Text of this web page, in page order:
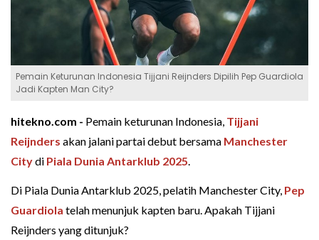
Pemain Keturunan Indonesia Tijjani Reijnders Dipilih Pep Guardiola
Jadi Kapten Man City?
hitekno.com - Pemain keturunan Indonesia, Tijjani
Reijnders akan jalani partai debut bersama Manchester
Citydi Piala Dunia Antarklub 2025.
Di Piala Dunia Antarklub 2025, pelatih Manchester City, Pep
Guardiola telah menunjuk kapten baru. Apakah Tijjani
Reijnders yang ditunjuk?